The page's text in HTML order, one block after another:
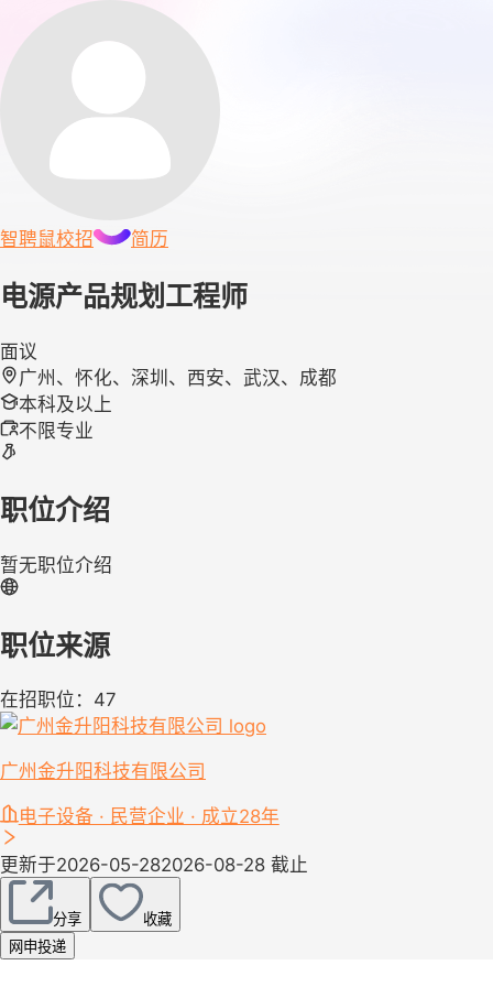
智聘鼠校招 简历
电源产品规划工程师
面议
广州、怀化、深圳、西安、武汉、成都
本科及以上
不限专业
职位介绍
暂无职位介绍
职位来源
在招职位：47
广州金升阳科技有限公司
电子设备 · 民营企业 · 成立28年
更新于2026-05-282026-08-28 截止
分享
收藏
网申投递